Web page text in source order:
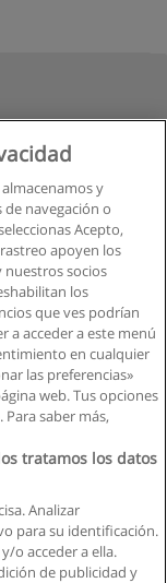
y
navegación o
Acepto,
apoyen los
socios
los
que ves podrían
a acceder a este menú
en cualquier
las preferencias»
web. Tus opciones
saber más,
tratamos los datos
Analizar
para su identificación.
o acceder a ella.
de publicidad y